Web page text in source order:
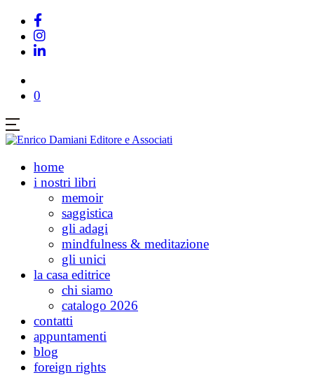
0
home
i nostri libri
memoir
saggistica
gli adagi
mindfulness & meditazione
gli unici
la casa editrice
chi siamo
catalogo 2026
contatti
appuntamenti
blog
foreign rights